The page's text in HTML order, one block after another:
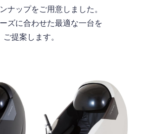
ナップをご用意しました。
ズに合わせた最適な一台を
ご提案します。